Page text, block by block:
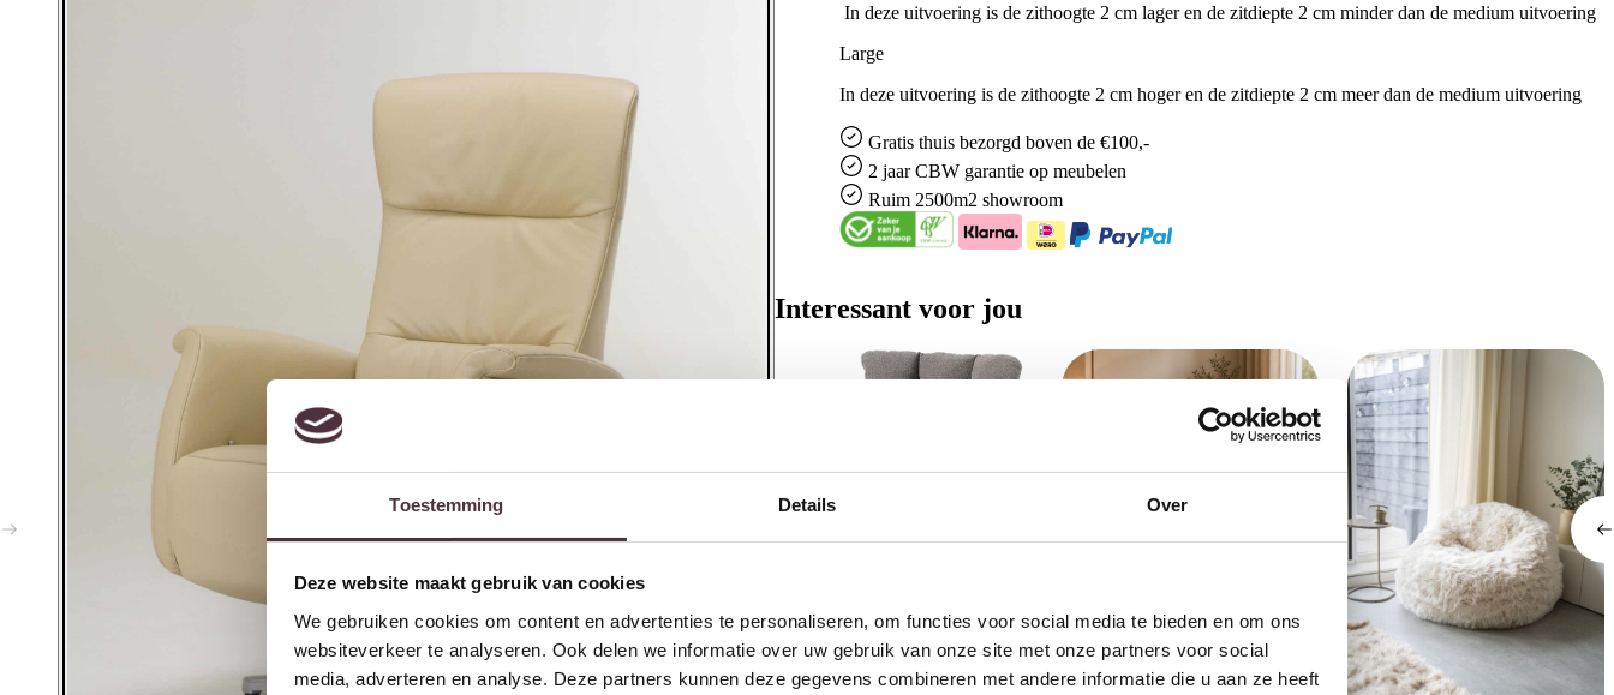
Toestemming Details Over
Deze website maakt gebruik van cookies
We gebruiken cookies om content en advertenties te personaliseren, om functies voor social media te bieden en om ons
websiteverkeer te analyseren. Ook delen we informatie over uw gebruik van onze site met onze partners voor social
media, adverteren en analyse. Deze partners kunnen deze gegevens combineren met andere informatie die u aan ze heeft
In deze uitvoering is de zithoogte 2 cm lager en de zitdiepte 2 cm minder dan de medium uitvoering
Large
In deze uitvoering is de zithoogte 2 cm hoger en de zitdiepte 2 cm meer dan de medium uitvoering
Gratisthuis bezorgd boven de €100,-
2 jaar CBW garantieop meubelen
Ruim 2500m2 showroom
Interessant voor jou
Nijwie MySons Sinatra
451 – Unique Collection
Starfurn Draaibare fauteuil Olivia
€449,00